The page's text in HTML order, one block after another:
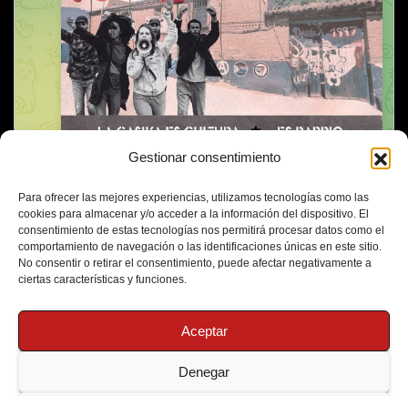
Gestionar consentimiento
Para ofrecer las mejores experiencias, utilizamos tecnologías como las
cookies para almacenar y/o acceder a la información del dispositivo. El
consentimiento de estas tecnologías nos permitirá procesar datos como el
comportamiento de navegación o las identificaciones únicas en este sitio.
No consentir o retirar el consentimiento, puede afectar negativamente a
ciertas características y funciones.
Aceptar
Denegar